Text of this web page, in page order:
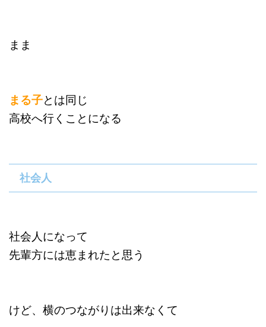
まま
まる子とは同じ
高校へ行くことになる
社会人
社会人になって
先輩方には恵まれたと思う
けど、横のつながりは出来なくて